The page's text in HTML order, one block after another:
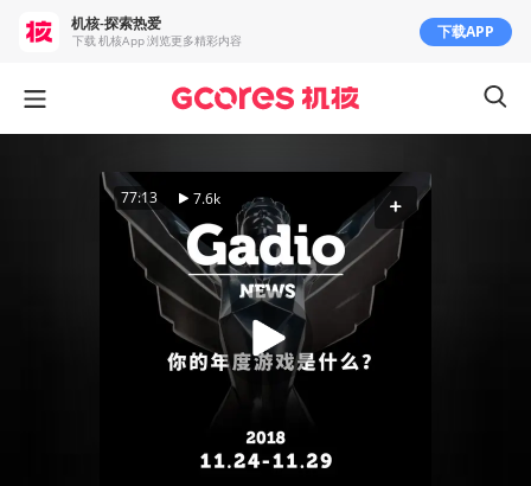
77:13 7.6k
机核-探索热爱
下载 机核App 浏览更多精彩内容 下载APP